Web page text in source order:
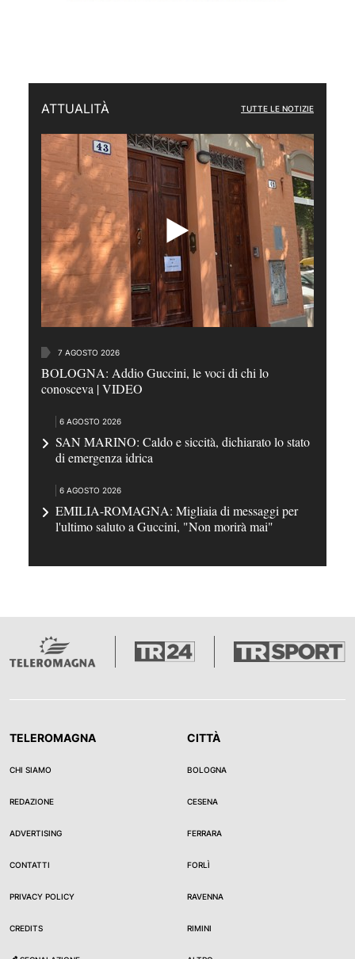
ATTUALITÀ TUTTE LE NOTIZIE
7 AGOSTO 2026
BOLOGNA: Addio Guccini, le voci di chi lo
conosceva | VIDEO
6 AGOSTO 2026
SAN MARINO: Caldo e siccità, dichiarato lo stato
di emergenza idrica
6 AGOSTO 2026
EMILIA-ROMAGNA: Migliaia di messaggi per
l'ultimo saluto a Guccini, "Non morirà mai"
TELEROMAGNA
CHI SIAMO
REDAZIONE
ADVERTISING
CONTATTI
PRIVACY POLICY
CREDITS
CITTÀ
BOLOGNA
CESENA
FERRARA
FORLÌ
RAVENNA
RIMINI